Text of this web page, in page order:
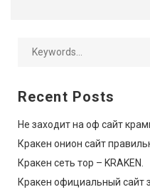
Recent Posts
Не заходит на оф сайт
Кракен онион сайт
Кракен сеть тор – KRAKEN.
Кракен официальный сайт